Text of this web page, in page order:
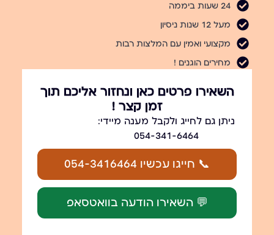
24 שעות ביממה
מעל 12 שנות ניסיון
מקצועי ואמין עם המלצות רבות
מחירים הוגנים !
השאירו פרטים כאן ונחזור אליכם תוך
זמן קצר !
ניתן גם לחייג ולקבל מענה מיידי:
054-341-6464
📞 חייגו עכשיו 054-3416464
💬 השאירו הודעה בוואטסאפ